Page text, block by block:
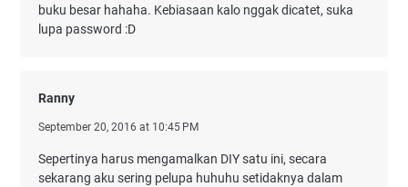
buku besar hahaha. Kebiasaan kalo nggak dicatet, suka
lupa password :D
Ranny
September 20, 2016 at 10:45 PM
Sepertinya harus mengamalkan DIY satu ini, secara
sekarang aku sering pelupa huhuhu setidaknya dalam